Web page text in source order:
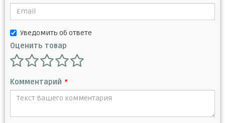
Уведомить об ответе
Оценить товар
Комментарий *